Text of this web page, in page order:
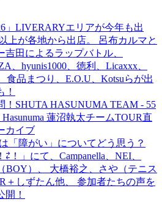
」LIVERARYエリアが今年も出
上が各地から出店。 呂布カルマと
吉田によるラップバトル、
、hyunis1000、徳利、Licaxxx、
食品まつり、E.O.U、Kotsuらが出
！SHUTA HASUNUMA TEAM - 55
Hasunuma 蓮沼執太チームTOUR直
カイブ
「障がい」についてどう思う？
！」にて、Campanella、NEI、
BOY）、 大橋裕之、さや（テニス
＋しずたん他、 参加者たちの声を
開！